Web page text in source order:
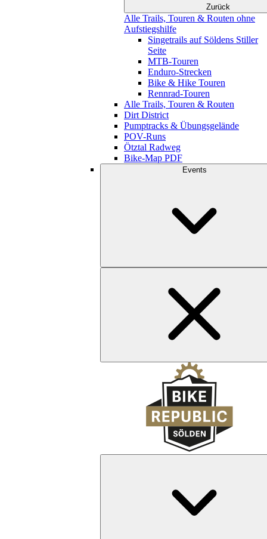
Zurück
Alle Trails, Touren & Routen ohne
Aufstiegshilfe
Singetrails auf Söldens Stiller
Seite
MTB-Touren
Enduro-Strecken
Bike & Hike Touren
Rennrad-Touren
Alle Trails, Touren & Routen
Dirt District
Pumptracks & Übungsgelände
POV-Runs
Ötztal Radweg
Bike-Map PDF
Events